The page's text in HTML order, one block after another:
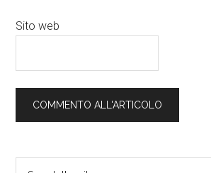
Sito web